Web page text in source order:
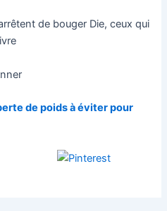
de bouger Die, ceux qui
de poids à éviter pour